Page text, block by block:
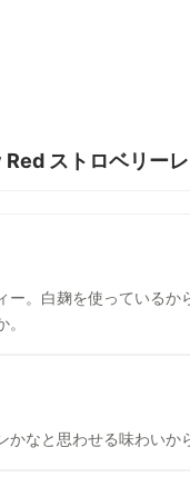
ストロベリーレ
ー。白麹を使っている
かなと思わせる味わいか